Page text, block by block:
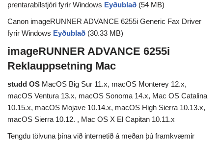
prentarabílstjóri fyrir Windows Eyðublað (54 MB)
Canon imageRUNNER ADVANCE 6255i Generic Fax Driver
fyrir Windows Eyðublað (30.33 MB)
imageRUNNER ADVANCE 6255i
Reklauppsetning Mac
studd OS MacOS Big Sur 11.x, macOS Monterey 12.x,
macOS Ventura 13.x, macOS Sonoma 14.x, Mac OS Catalina
10.15.x, macOS Mojave 10.14.x, macOS High Sierra 10.13.x,
macOS Sierra 10.12. , Mac OS X El Capitan 10.11.x
Tengdu tölvuna þína við internetið á meðan þú framkvæmir